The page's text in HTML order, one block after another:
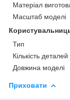
Матеріал
Масштаб моделі
Тип
Кількість деталей
Довжина моделі
Приховати